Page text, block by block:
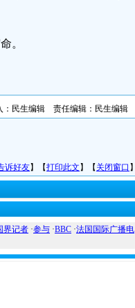
。
：民生编辑 责任编辑：民生编辑
诉好友】【打印此文 】【 关闭窗口 】
界记者 ·参与 ·BBC ·法国国际广播电